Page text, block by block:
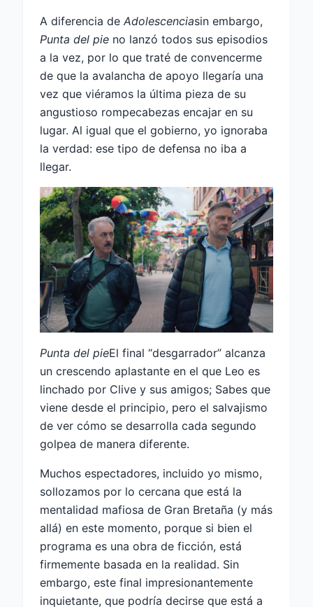
A diferencia de Adolescenciasin embargo,
Punta del pie no lanzó todos sus episodios
a la vez, por lo que traté de convencerme
de que la avalancha de apoyo llegaría una
vez que viéramos la última pieza de su
angustioso rompecabezas encajar en su
lugar. Al igual que el gobierno, yo ignoraba
la verdad: ese tipo de defensa no iba a
llegar.
Punta del pieEl final “desgarrador” alcanza
un crescendo aplastante en el que Leo es
linchado por Clive y sus amigos; Sabes que
viene desde el principio, pero el salvajismo
de ver cómo se desarrolla cada segundo
golpea de manera diferente.
Muchos espectadores, incluido yo mismo,
sollozamos por lo cercana que está la
mentalidad mafiosa de Gran Bretaña (y más
allá) en este momento, porque si bien el
programa es una obra de ficción, está
firmemente basada en la realidad. Sin
embargo, este final impresionantemente
inquietante, que podría decirse que está a